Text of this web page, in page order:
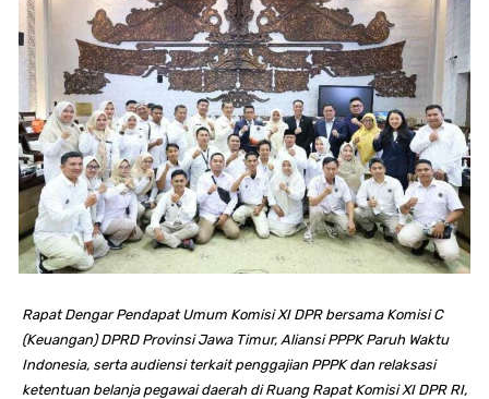
Rapat Dengar Pendapat Umum Komisi XI DPR bersama Komisi C
(Keuangan) DPRD Provinsi Jawa Timur, Aliansi PPPK Paruh Waktu
Indonesia, serta audiensi terkait penggajian PPPK dan relaksasi
ketentuan belanja pegawai daerah di Ruang Rapat Komisi XI DPR RI,